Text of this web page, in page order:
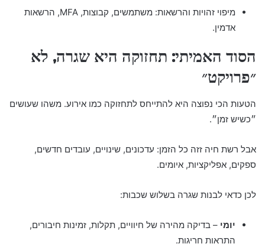
מיפוי זהויות והרשאות: משתמשים, קבוצות, MFA, הרשאות
אדמין.
הסוד האמיתי: תחזוקה היא שגרה, לא
״פרויקט״
הטעות הכי נפוצה היא להתייחס לתחזוקה כמו אירוע. משהו שעושים
״כשיש זמן״.
אבל רשת חיה זזה כל הזמן: עדכונים, שינויים, עובדים חדשים,
ספקים, אפליקציות, איומים.
לכן כדאי לבנות שגרה בשלוש שכבות:
יומי – בדיקה מהירה של חיוויים, תקלות, זמינות חיבורים,
התראות חריגות.